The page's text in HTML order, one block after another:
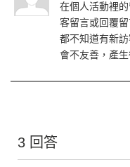
在個人活動裡
客留言或回覆
都不知道有新
會不友善，產生
3 回答